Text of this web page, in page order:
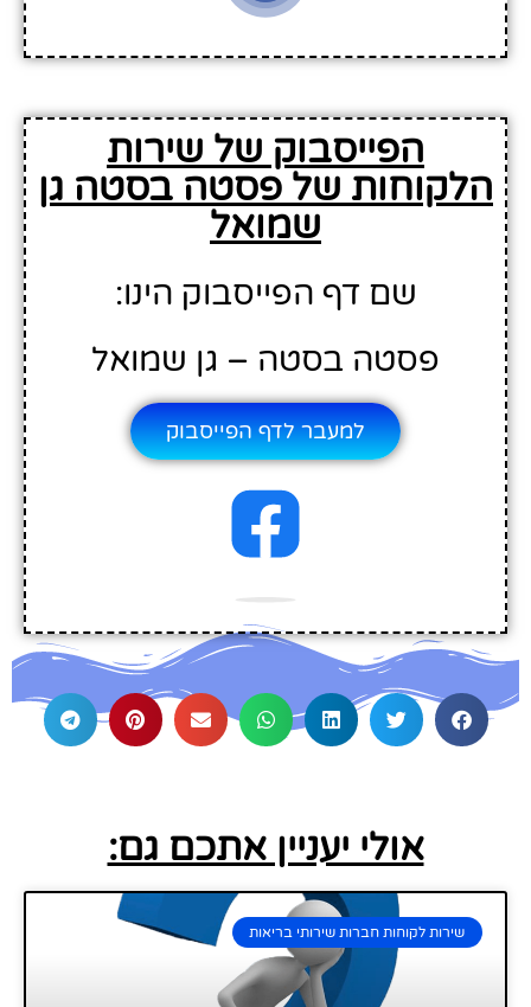
הפייסבוק של שירות
הלקוחות של פסטה בסטה גן
שמואל
שם דף הפייסבוק הינו:
פסטה בסטה – גן שמואל
למעבר לדף הפייסבוק
אולי יעניין אתכם גם:
שירות לקוחות חברות שירותי בריאות